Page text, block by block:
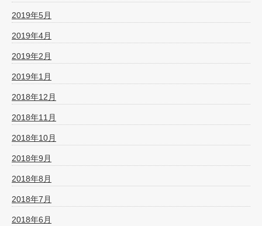
2019年5月
2019年4月
2019年2月
2019年1月
2018年12月
2018年11月
2018年10月
2018年9月
2018年8月
2018年7月
2018年6月